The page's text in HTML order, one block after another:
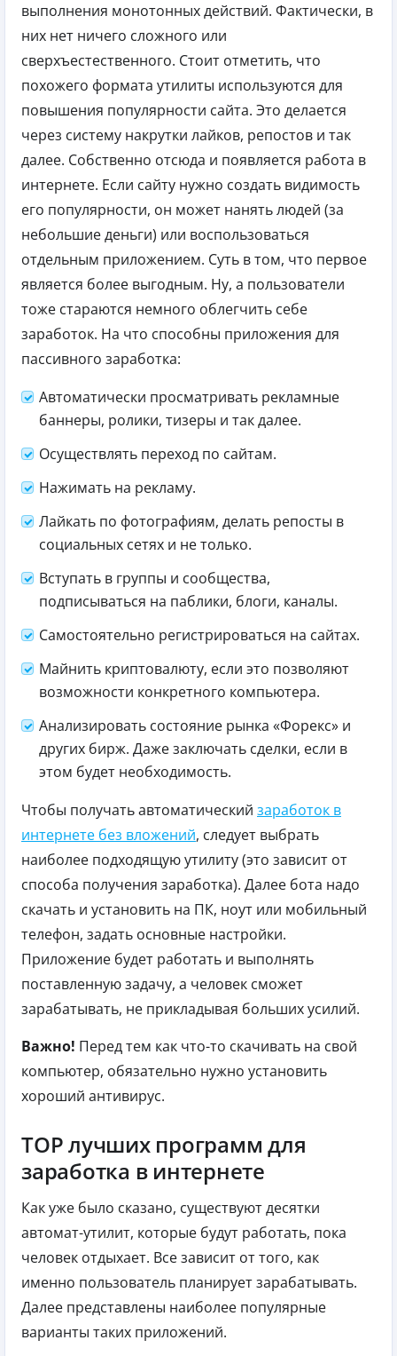
выполнения монотонных действий. Фактически, в
них нет ничего сложного или
сверхъестественного. Стоит отметить, что
похожего формата утилиты используются для
повышения популярности сайта. Это делается
через систему накрутки лайков, репостов и так
далее. Собственно отсюда и появляется работа в
интернете. Если сайту нужно создать видимость
его популярности, он может нанять людей (за
небольшие деньги) или воспользоваться
отдельным приложением. Суть в том, что первое
является более выгодным. Ну, а пользователи
тоже стараются немного облегчить себе
заработок. На что способны приложения для
пассивного заработка:
Автоматически просматривать рекламные
баннеры, ролики, тизеры и так далее.
Осуществлять переход по сайтам.
Нажимать на рекламу.
Лайкать по фотографиям, делать репосты в
социальных сетях и не только.
Вступать в группы и сообщества,
подписываться на паблики, блоги, каналы.
Самостоятельно регистрироваться на сайтах.
Майнить криптовалюту, если это позволяют
возможности конкретного компьютера.
Анализировать состояние рынка «Форекс» и
других бирж. Даже заключать сделки, если в
этом будет необходимость.
Чтобы получать автоматический заработок в
интернете без вложений, следует выбрать
наиболее подходящую утилиту (это зависит от
способа получения заработка). Далее бота надо
скачать и установить на ПК, ноут или мобильный
телефон, задать основные настройки.
Приложение будет работать и выполнять
поставленную задачу, а человек сможет
зарабатывать, не прикладывая больших усилий.
Важно! Перед тем как что-то скачивать на свой
компьютер, обязательно нужно установить
хороший антивирус.
ТОР лучших программ для
заработка в интернете
Как уже было сказано, существуют десятки
автомат-утилит, которые будут работать, пока
человек отдыхает. Все зависит от того, как
именно пользователь планирует зарабатывать.
Далее представлены наиболее популярные
варианты таких приложений.